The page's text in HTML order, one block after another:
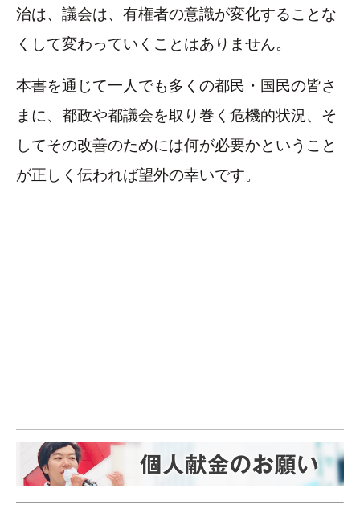
治は、議会は、有権者の意識が変化することな
くして変わっていくことはありません。
本書を通じて一人でも多くの都民・国民の皆さ
まに、都政や都議会を取り巻く危機的状況、そ
してその改善のためには何が必要かということ
が正しく伝われば望外の幸いです。